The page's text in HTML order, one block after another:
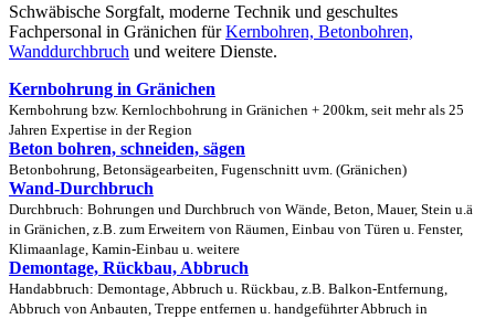
Schwäbische Sorgfalt, moderne Technik und geschultes
Fachpersonal in Gränichen fürKernbohren, Betonbohren,
Wanddurchbruch und weitere Dienste.
Kernbohrung in Gränichen
Kernbohrung bzw. Kernlochbohrung in Gränichen + 200km, seit mehr als 25
Jahren Expertise in der Region
Beton bohren, schneiden, sägen
Betonbohrung, Betonsägearbeiten, Fugenschnitt uvm. (Gränichen)
Wand-Durchbruch
Durchbruch: Bohrungen und Durchbruch von Wände, Beton, Mauer, Stein u.ä
in Gränichen, z.B. zum Erweitern von Räumen, Einbau von Türen u. Fenster,
Klimaanlage, Kamin-Einbau u. weitere
Demontage, Rückbau, Abbruch
Handabbruch: Demontage, Abbruch u. Rückbau, z.B. Balkon-Entfernung,
Abbruch von Anbauten, Treppe entfernen u. handgeführter Abbruch in